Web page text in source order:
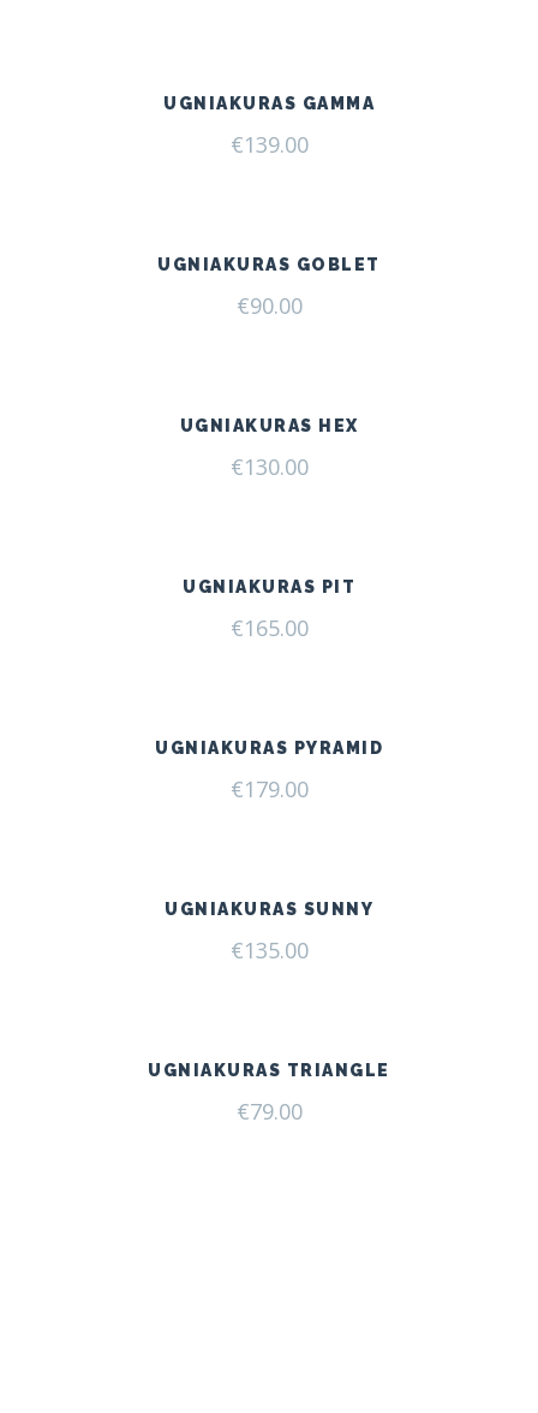
UGNIAKURAS GAMMA
€139.00
UGNIAKURAS GOBLET
€90.00
UGNIAKURAS HEX
€130.00
UGNIAKURAS PIT
€165.00
UGNIAKURAS PYRAMID
€179.00
UGNIAKURAS SUNNY
€135.00
UGNIAKURAS TRIANGLE
€79.00